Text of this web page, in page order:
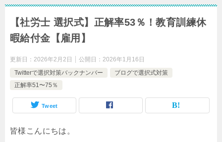
【社労士 選択式】正解率53％！教育訓練休
暇給付金【雇用】
更新日： 2026年2月2日 公開日： 2026年1月16日
Twitterで選択対策バックナンバー
ブログで選択式対策
正解率51〜75％
Tweet
皆様こんにちは。